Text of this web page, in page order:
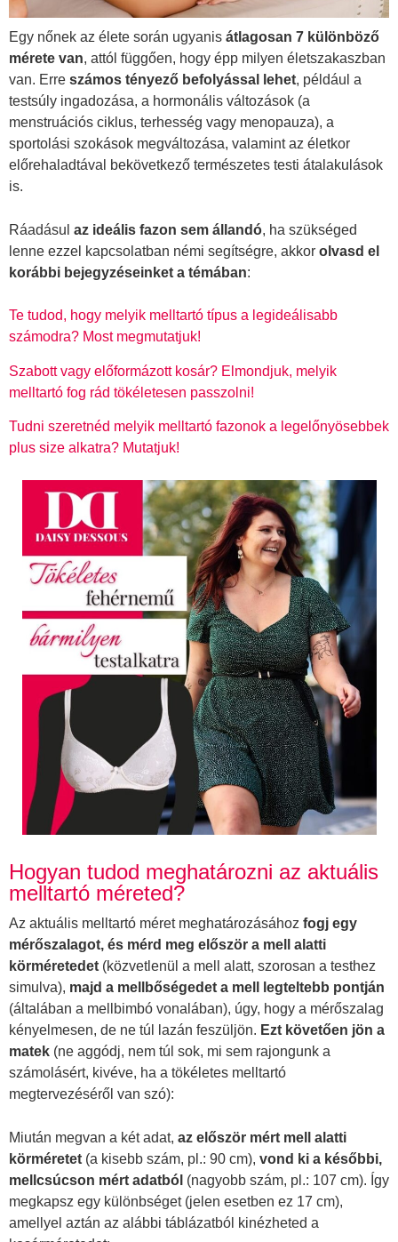
Egy nőnek az élete során ugyanis átlagosan 7 különböző
mérete van, attól függően, hogy épp milyen életszakaszban
van. Erre számos tényező befolyással lehet, például a
testsúly ingadozása, a hormonális változások (a
menstruációs ciklus, terhesség vagy menopauza), a
sportolási szokások megváltozása, valamint az életkor
előrehaladtával bekövetkező természetes testi átalakulások
is.
Ráadásul az ideális fazon sem állandó, ha szükséged
lenne ezzel kapcsolatban némi segítségre, akkor olvasd el
korábbi bejegyzéseinket a témában:
Te tudod, hogy melyik melltartó típus a legideálisabb
számodra? Most megmutatjuk!
Szabott vagy előformázott kosár? Elmondjuk, melyik
melltartó fog rád tökéletesen passzolni!
Tudni szeretnéd melyik melltartó fazonok a legelőnyösebbek
plus size alkatra? Mutatjuk!
Hogyan tudod meghatározni az aktuális
melltartó méreted?
Az aktuális melltartó méret meghatározásához fogj egy
mérőszalagot, és mérd meg először a mell alatti
körméretedet (közvetlenül a mell alatt, szorosan a testhez
simulva), majd a mellbőségedet a mell legteltebb pontján
(általában a mellbimbó vonalában), úgy, hogy a mérőszalag
kényelmesen, de ne túl lazán feszüljön. Ezt követően jön a
matek (ne aggódj, nem túl sok, mi sem rajongunk a
számolásért, kivéve, ha a tökéletes melltartó
megtervezéséről van szó):
Miután megvan a két adat, az először mért mell alatti
körméretet (a kisebb szám, pl.: 90 cm), vond ki a későbbi,
mellcsúcson mért adatból (nagyobb szám, pl.: 107 cm). Így
megkapsz egy különbséget (jelen esetben ez 17 cm),
amellyel aztán az alábbi táblázatból kinézheted a